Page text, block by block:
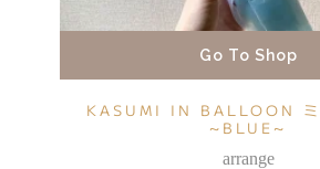
Go To Shop
KASUMI IN BALLOON
~BLUE~
arrange